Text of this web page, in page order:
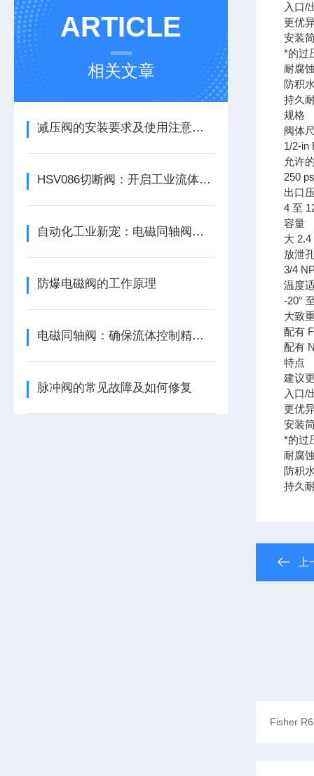
ARTICLE
相关文章
减压阀的安装要求及使用注意事项
HSV086切断阀：开启工业流体控制的新篇章
自动化工业新宠：电磁同轴阀的高效节能解决方案
防爆电磁阀的工作原理
电磁同轴阀：确保流体控制精准，提升工业自动化水平
脉冲阀的常见故障及如何修复
入口/
更优
安装
*的过
耐腐
防积
持久
规格
阀体
1/2-in
允许
250
出口
4 至
容量
大
放泄
3/4
温度
-20°
大致
配有
配有
特点
建议
入口/
更优
安装
*的过
耐腐
防积
持久